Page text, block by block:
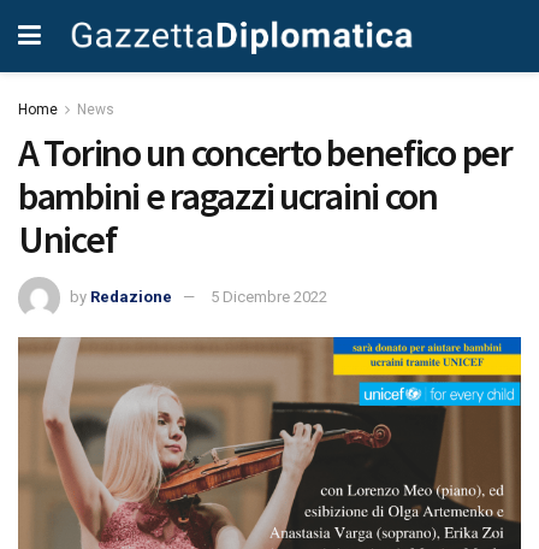
Home News
A Torino un concerto benefico per
bambini e ragazzi ucraini con
Unicef
by Redazione 5 Dicembre 2022